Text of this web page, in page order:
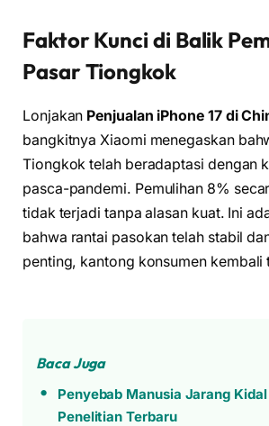
Faktor Kunci di Balik
Pasar Tiongkok
Lonjakan Penjualan iPhone 17 di
bangkitnya Xiaomi menegaskan
Tiongkok telah beradaptasi dengan
pasca-pandemi. Pemulihan 8%
tidak terjadi tanpa alasan kuat. Ini
bahwa rantai pasokan telah stabil
penting, kantong konsumen kembali
Baca Juga
Penyebab Manusia Jarang
Penelitian Terbaru